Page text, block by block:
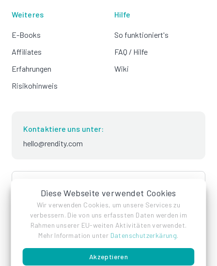
Diese Webseite verwendet Cookies
Wir verwenden Cookies, um unsere Services zu
verbessern. Die von uns erfassten Daten werden im
Rahmen unserer EU-weiten Aktivitäten verwendet.
Mehr Information unter Datenschutzerkärung.
Akzeptieren
Weiteres
E-Books
Affiliates
Erfahrungen
Risikohinweis
Hilfe
So funktioniert's
FAQ / Hilfe
Wiki
Kontaktiere uns unter:
hello@rendity.com
language
ImpressumDatenschutzAGB